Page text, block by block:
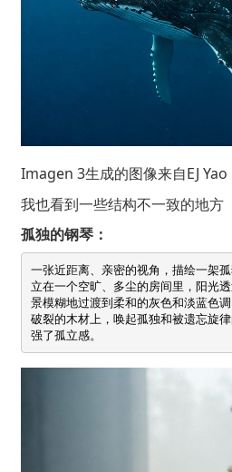
Imagen 3生成的图像来自EJ Yao
我也看到一些结构不一致的地方
孤独的钢琴：
一张近距离、亲密的视角，描绘一架
立在一个空旷、多尘的房间里，阳光
景模糊地过渡到柔和的灰色和淡蓝色
破裂的木材上，唤起孤独和被遗忘旋
强了孤立感。